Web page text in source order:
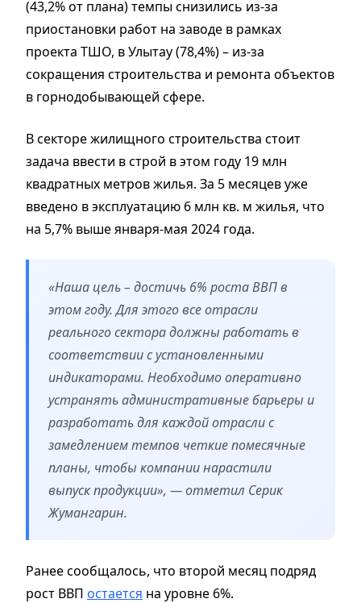
(43,2% от плана) темпы снизились из-за
приостановки работ на заводе в рамках
проекта ТШО, в Улытау (78,4%) – из-за
сокращения строительства и ремонта объектов
в горнодобывающей сфере.
В секторе жилищного строительства стоит
задача ввести в строй в этом году 19 млн
квадратных метров жилья. За 5 месяцев уже
введено в эксплуатацию 6 млн кв. м жилья, что
на 5,7% выше января-мая 2024 года.
«Наша цель – достичь 6% роста ВВП в
этом году. Для этого все отрасли
реального сектора должны работать в
соответствии с установленными
индикаторами. Необходимо оперативно
устранять административные барьеры и
разработать для каждой отрасли с
замедлением темпов четкие помесячные
планы, чтобы компании нарастили
выпуск продукции», — отметил Серик
Жумангарин.
Ранее сообщалось, что второй месяц подряд
рост ВВП остается на уровне 6%.